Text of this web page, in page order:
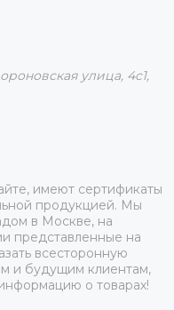
улица, 4с1,
имеют сертификаты
продукцией. Мы
в Москве, на
представленные на
всесторонную
и будущим клиентам,
о товарах!